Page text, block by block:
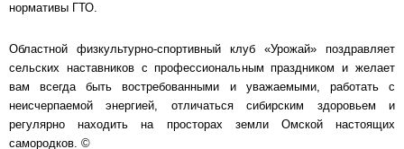
нормативы ГТО.
Областной физкультурно-спортивный клуб «Урожай» поздравляет
сельских наставников с профессиональным праздником и желает
вам всегда быть востребованными и уважаемыми, работать с
неисчерпаемой энергией, отличаться сибирским здоровьем и
регулярно находить на просторах земли Омской настоящих
самородков. ©